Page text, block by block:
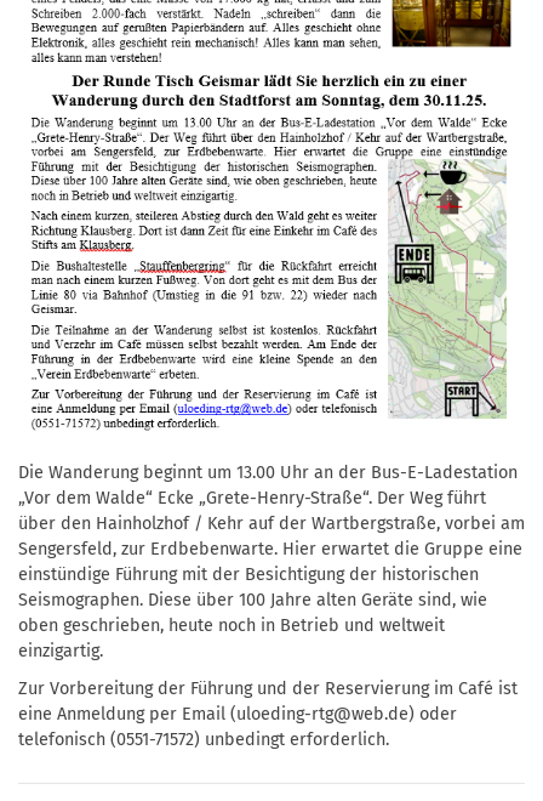
Die Wanderung beginnt um 13.00 Uhr an der Bus-E-Ladestation
„Vor dem Walde“ Ecke „Grete-Henry-Straße“. Der Weg führt
über den Hainholzhof / Kehr auf der Wartbergstraße, vorbei am
Sengersfeld, zur Erdbebenwarte. Hier erwartet die Gruppe eine
einstündige Führung mit der Besichtigung der historischen
Seismographen. Diese über 100 Jahre alten Geräte sind, wie
oben geschrieben, heute noch in Betrieb und weltweit
einzigartig.
Zur Vorbereitung der Führung und der Reservierung im Café ist
eine Anmeldung per Email (uloeding-rtg@web.de) oder
telefonisch (0551-71572) unbedingt erforderlich.